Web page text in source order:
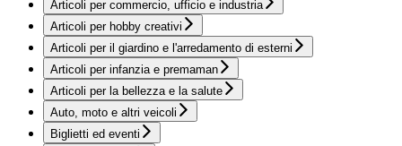
Articoli per commercio, ufficio e industria
Articoli per hobby creativi
Articoli per il giardino e l'arredamento di esterni
Articoli per infanzia e premaman
Articoli per la bellezza e la salute
Auto, moto e altri veicoli
Biglietti ed eventi